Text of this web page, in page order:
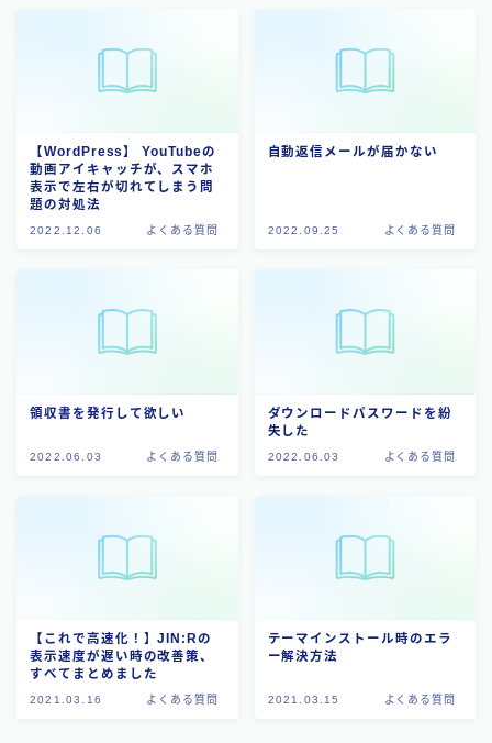
【WordPress】 YouTubeの
動画アイキャッチが、スマホ
表示で左右が切れてしまう問
題の対処法
2022.12.06 よくある質問
自動返信メールが届かない
2022.09.25 よくある質問
領収書を発行して欲しい
2022.06.03 よくある質問
ダウンロードパスワードを紛
失した
2022.06.03 よくある質問
【これで高速化！】JIN:Rの
表示速度が遅い時の改善策、
すべてまとめました
2021.03.16 よくある質問
テーマインストール時のエラ
ー解決方法
2021.03.15 よくある質問